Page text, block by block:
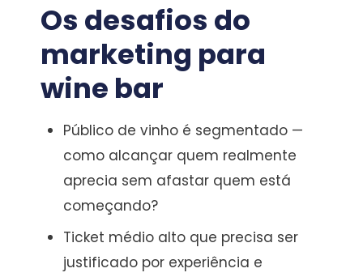
Os desafios do
marketing para
wine bar
Público de vinho é segmentado —
como alcançar quem realmente
aprecia sem afastar quem está
começando?
Ticket médio alto que precisa ser
justificado por experiência e